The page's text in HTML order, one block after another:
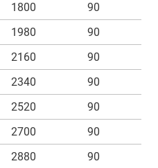
1800
90
1980
90
2160
90
2340
90
2520
90
2700
90
2880
90